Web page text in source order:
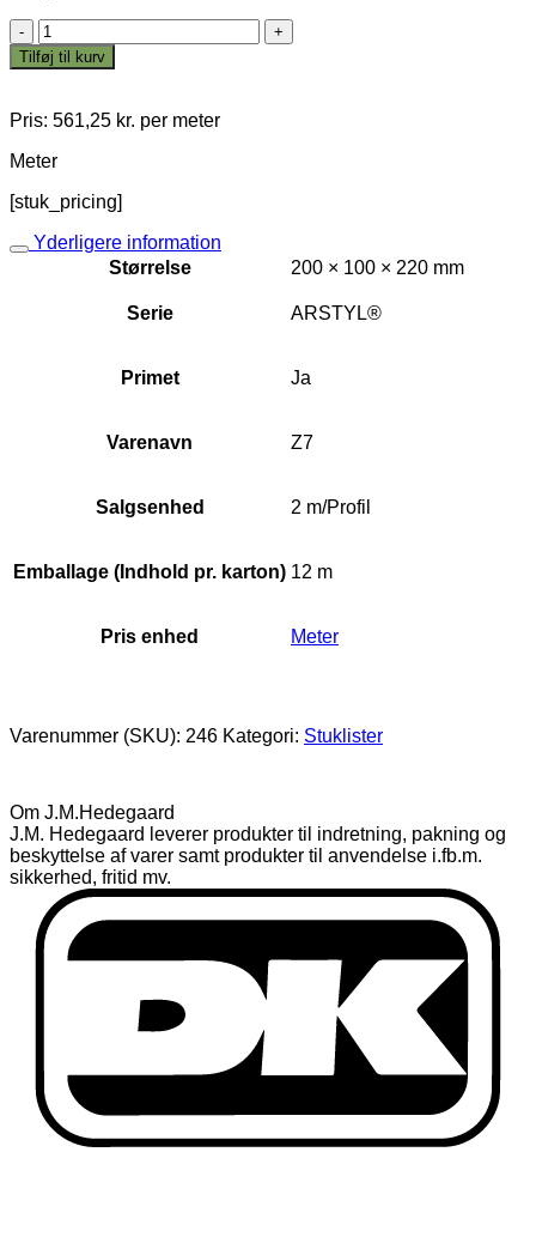
ARSTYL®
Z7
antal
Tilføj til kurv
Pris: 561,25 kr. per meter
Meter
[stuk_pricing]
Yderligere information
Størrelse
200 × 100 × 220 mm
Serie ARSTYL®
Primet Ja
Varenavn Z7
Salgsenhed 2 m/Profil
Emballage (Indhold pr. karton) 12 m
Pris enhed Meter
Varenummer (SKU): 246 Kategori: Stuklister
Om J.M.Hedegaard
J.M. Hedegaard leverer produkter til indretning, pakning og
beskyttelse af varer samt produkter til anvendelse i.fb.m.
sikkerhed, fritid mv.